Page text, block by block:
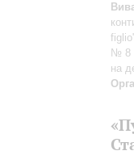
№ 8
на